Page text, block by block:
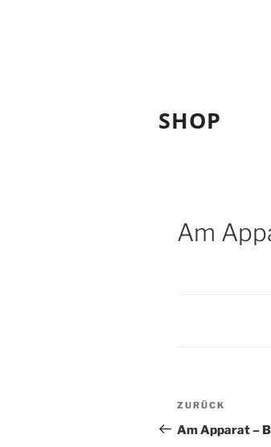
SHOP
Am
Vorheriger
Beitrag
ZURÜCK
Am Apparat –